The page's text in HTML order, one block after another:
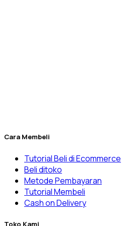
Cara Membeli
Tutorial Beli di Ecommerce
Beli ditoko
Metode Pembayaran
Tutorial Membeli
Cash on Delivery
Toko Kami